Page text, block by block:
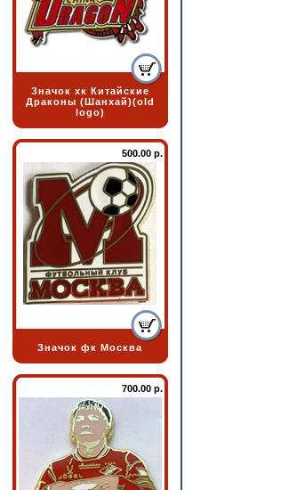
Значок хк Китайские
Драконы (Шанхай)(old
logo)
500.00 р.
Значок фк Москва
700.00 р.